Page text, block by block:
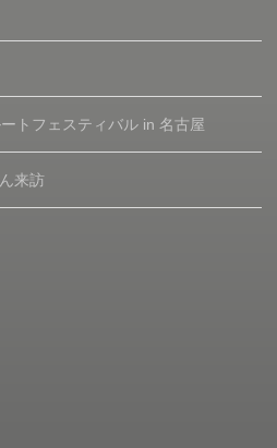
トフェスティバル in 名古屋
来訪